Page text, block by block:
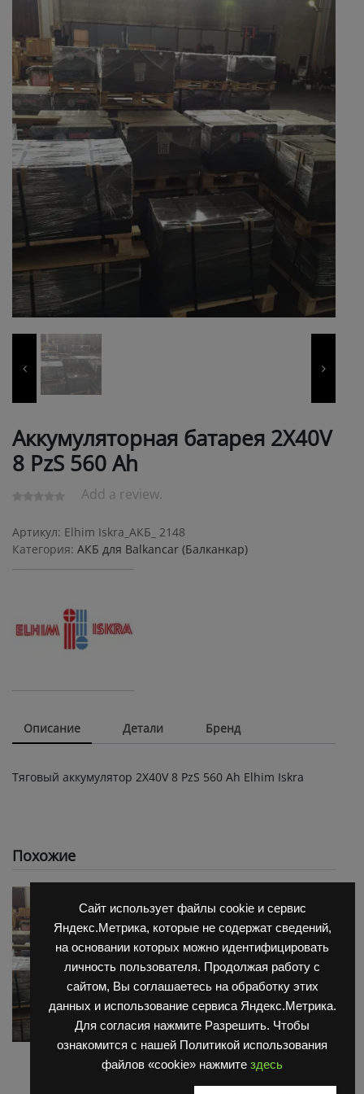
Сайт использует файлы cookie и сервис
Яндекс.Метрика, которые не содержат сведений,
на основании которых можно идентифицировать
личность пользователя. Продолжая работу с
сайтом, Вы соглашаетесь на обработку этих
данных и использование сервиса Яндекс.Метрика.
Для согласия нажмите Разрешить. Чтобы
ознакомится с нашей Политикой использования
файлов «cookie» нажмите здесь
Аккумуляторная батарея 2X40V
8 PzS 560 Ah
Add a review.
Артикул: Elhim Iskra_АКБ_ 2148
Категория: АКБ для Balkanсar (Балканкар)
Описание Детали Бренд
Тяговый аккумулятор 2X40V 8 PzS 560 Ah Elhim Iskra
Похожие
АКБ для Balkanсar
(Балканкар)
АКБ для Balkanсar
(Балканкар)